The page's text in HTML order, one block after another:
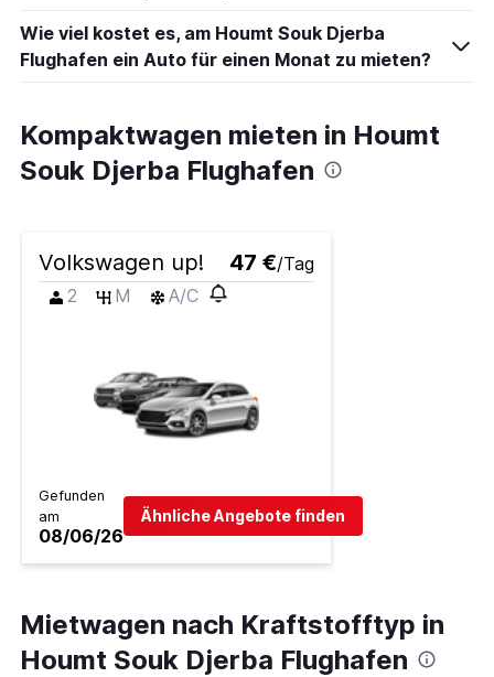
Wie viel kostet es, am Houmt Souk Djerba
Flughafen ein Auto für einen Monat zu mieten?
Kompaktwagen mieten in Houmt
Souk Djerba Flughafen
Volkswagen up! 47 €/Tag
2
M A/C
Gefunden
am
08/06/26
Ähnliche Angebote finden
Mietwagen nach Kraftstofftyp in
Houmt Souk Djerba Flughafen